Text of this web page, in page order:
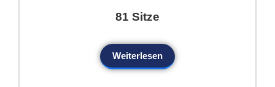
81 Sitze
Weiterlesen